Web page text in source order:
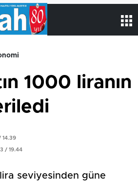
1000 liranın
14.39
/ 19.44
seviyesinden güne